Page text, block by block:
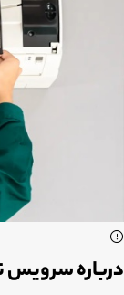
درباره سرویس